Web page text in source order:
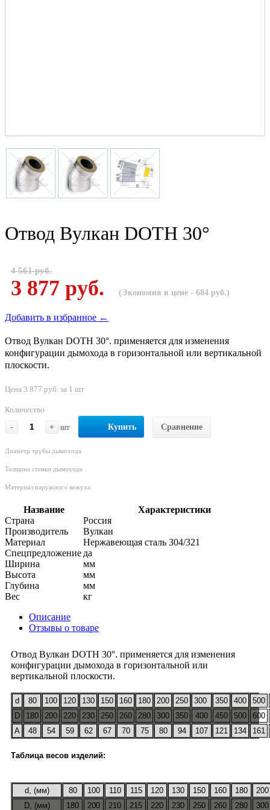
Отвод Вулкан DOTH 30°
4 561 руб.
3 877 руб. (Экономия в цене - 684 руб.)
Добавить в избранное ←
Отвод Вулкан DOTH 30°. применяется для изменения
конфигурации дымохода в горизонтальной или вертикальной
плоскости.
Цена 3 877 руб. за 1 шт
Количество
-
+ шт Купить Сравнение
Диаметр трубы дымохода
Толщина стенки дымохода
Материал наружного кожуха
Название
Характеристики
Страна
Россия
Производитель
Вулкан
Материал
Нержавеющая сталь 304/321
Спецпредложение да
Ширина
мм
Высота
мм
Глубина
мм
Вес
кг
Описание
Отзывы о товаре
Отвод Вулкан DOTH 30°. применяется для изменения
конфигурации дымохода в горизонтальной или
вертикальной плоскости.
d 80 100 120 130 150 160 180 200 250 300 350 400
500
D
180 200 220 230 250 260 280 300 350 400 450 500
600
A
48 54 59 62 67 70 75 80 94 107 121 134 161
Таблица весов изделий:
d, (мм) 80 100 110 115 120 130 150 160 180
200
D, (мм)
180 200 210 215 220 230 250 260 280
300